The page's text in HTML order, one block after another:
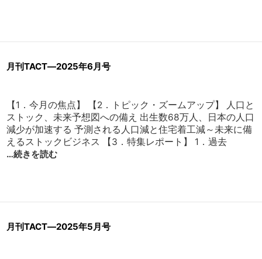
月刊TACT―2025年6月号
【1．今月の焦点】 【2．トピック・ズームアップ】 人口と
ストック、未来予想図への備え 出生数68万人、日本の人口
減少が加速する 予測される人口減と住宅着工減～未来に備
えるストックビジネス 【3．特集レポート】 1．過去
…続きを読む
月刊TACT―2025年5月号